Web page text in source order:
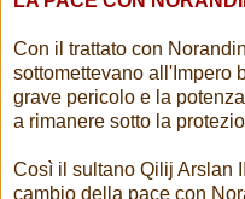
Con il trattato con
sottomettevano all'Impero
grave pericolo e la
a rimanere sotto la
Così il sultano Qilij Arslan
cambio della pace con